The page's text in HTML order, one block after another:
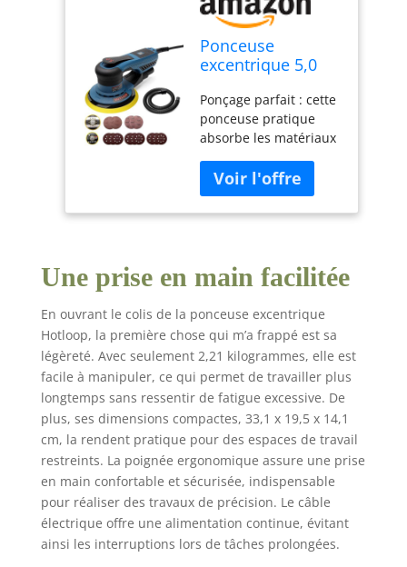
Ponceuse
excentrique 5,0
ponçage 360-
400W Ponceuse
excentrique sans
balais à vitesse
variable avec
disques de
ponçage 125mm
Ponçage parfait : cette
ponceuse pratique
absorbe les matériaux
puissants et est idéale
pour le ponçage,
l'enlèvement de
vernis, de peintures,
Technologie de moteur
EC sans balais : la
ponceuse orbitale
utilise la technologie
avancée de moteur EC
sans balais pour
fournir jusqu'à 360 W-
400 W de puissance.
En réduisant les
vibrations, la
ponceuse permet un
ponçage confortable et
efficace Vitesse et
freinage : la ponceuse
orbitale dispose d'un
double contrôle de
Une prise en main facilitée
En ouvrant le colis de la ponceuse excentrique
Hotloop, la première chose qui m’a frappé est sa
légèreté. Avec seulement 2,21 kilogrammes, elle est
facile à manipuler, ce qui permet de travailler plus
longtemps sans ressentir de fatigue excessive. De
plus, ses dimensions compactes, 33,1 x 19,5 x 14,1
cm, la rendent pratique pour des espaces de travail
restreints. La poignée ergonomique assure une prise
en main confortable et sécurisée, indispensable
pour réaliser des travaux de précision. Le câble
électrique offre une alimentation continue, évitant
ainsi les interruptions lors de tâches prolongées.